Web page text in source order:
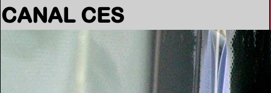
CANAL CES